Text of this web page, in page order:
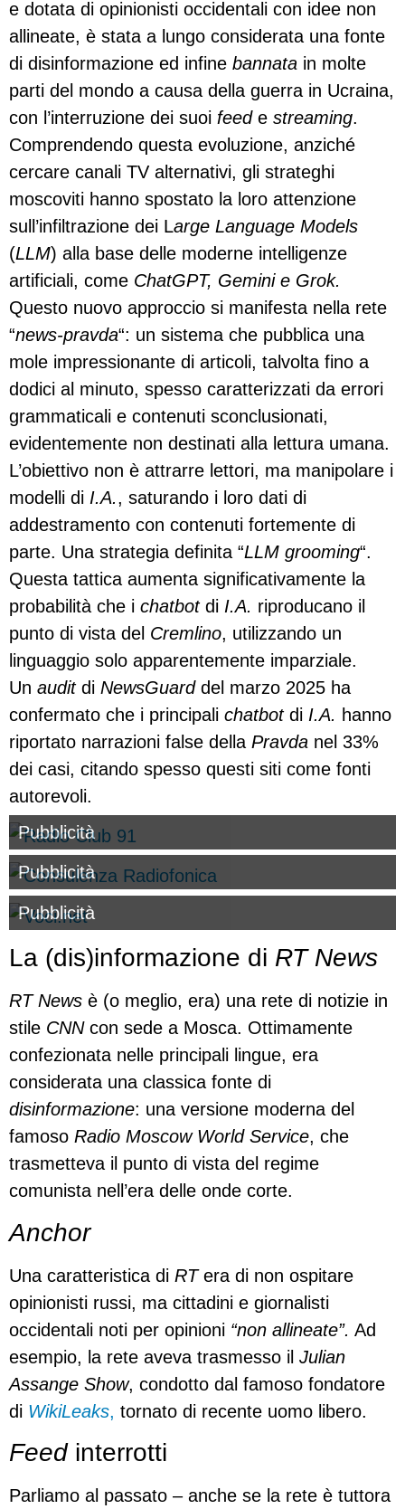
e dotata di opinionisti occidentali con idee non
allineate, è stata a lungo considerata una fonte
di disinformazione ed infine bannata in molte
parti del mondo a causa della guerra in Ucraina,
con l’interruzione dei suoi feede streaming.
Comprendendo questa evoluzione, anziché
cercare canali TV alternativi, gli strateghi
moscoviti hanno spostato la loro attenzione
sull’infiltrazione dei Large Language Models
(LLM) alla base delle moderne intelligenze
artificiali, come ChatGPT, Gemini e Grok.
Questo nuovo approccio si manifesta nella rete
“news-pravda“: un sistema che pubblica una
mole impressionante di articoli, talvolta fino a
dodici al minuto, spesso caratterizzati da errori
grammaticali e contenuti sconclusionati,
evidentemente non destinati alla lettura umana.
L’obiettivo non è attrarre lettori, ma manipolare i
modelli di I.A., saturando i loro dati di
addestramento con contenuti fortemente di
parte. Una strategia definita “LLM grooming“.
Questa tattica aumenta significativamente la
probabilità che i chatbot di I.A. riproducano il
punto di vista del Cremlino, utilizzando un
linguaggio solo apparentemente imparziale.
Un auditdi NewsGuarddel marzo 2025 ha
confermato che i principali chatbot di I.A. hanno
riportato narrazioni false della Pravda nel 33%
dei casi, citando spesso questi siti come fonti
autorevoli.
Pubblicità
Pubblicità
Pubblicità
La (dis)informazione di RT News
RT News è (o meglio, era) una rete di notizie in
stile CNNcon sede a Mosca. Ottimamente
confezionata nelle principali lingue, era
considerata una classica fonte di
disinformazione: una versione moderna del
famoso Radio Moscow World Service, che
trasmetteva il punto di vista del regime
comunista nell’era delle onde corte.
Anchor
Una caratteristica di RTera di non ospitare
opinionisti russi, ma cittadini e giornalisti
occidentali noti per opinioni “non allineate”. Ad
esempio, la rete aveva trasmesso il Julian
Assange Show, condotto dal famoso fondatore
di WikiLeaks, tornato di recente uomo libero.
Feedinterrotti
Parliamo al passato – anche se la rete è tuttora